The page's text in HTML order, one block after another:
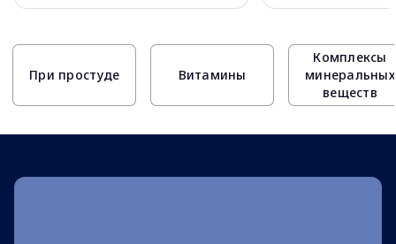
При простуде Витамины
Комплексы
минеральных
веществ